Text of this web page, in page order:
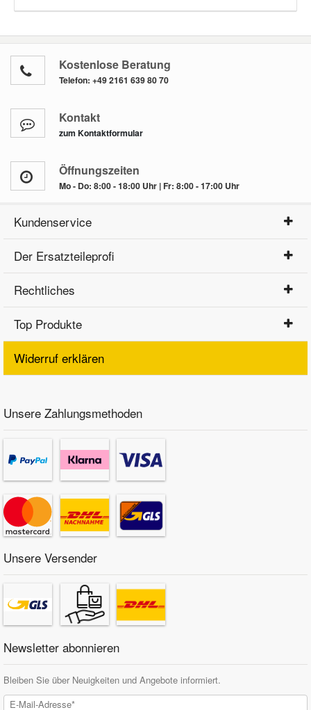
Kostenlose Beratung
Telefon: +49 2161 639 80 70
Kontakt
zum Kontaktformular
Öffnungszeiten
Mo - Do: 8:00 - 18:00 Uhr | Fr: 8:00 - 17:00 Uhr
Kundenservice
Der Ersatzteileprofi
Rechtliches
Top Produkte
Widerruf erklären
Unsere Zahlungsmethoden
Unsere Versender
Newsletter abonnieren
Bleiben Sie über Neuigkeiten und Angebote informiert.